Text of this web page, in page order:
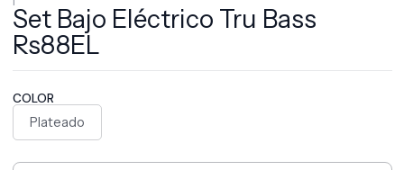
Set Bajo Eléctrico Tru Bass
Rs88EL
COLOR
Plateado